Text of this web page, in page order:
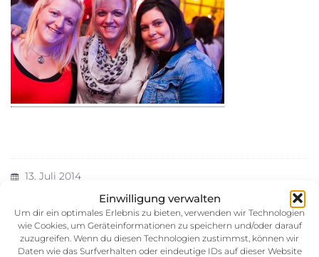
Einwilligung verwalten
Um dir ein optimales Erlebnis zu bieten, verwenden wir Technologien
wie Cookies, um Geräteinformationen zu speichern und/oder darauf
zuzugreifen. Wenn du diesen Technologien zustimmst, können wir
Daten wie das Surfverhalten oder eindeutige IDs auf dieser Website
13. Juli 2014